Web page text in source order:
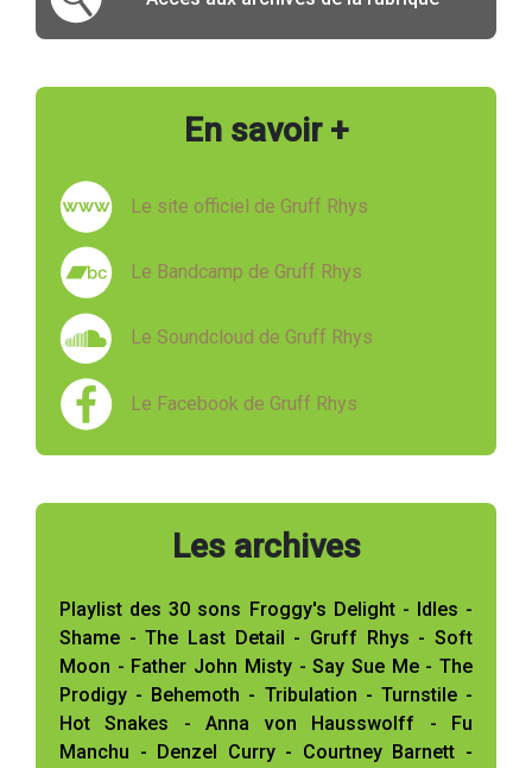
En savoir +
Le site officiel de Gruff Rhys
Le Bandcamp de Gruff Rhys
Le Soundcloud de Gruff Rhys
Le Facebook de Gruff Rhys
Les archives
Playlist des 30 sons Froggy's Delight - Idles -
Shame - The Last Detail - Gruff Rhys - Soft
Moon - Father John Misty - Say Sue Me - The
Prodigy - Behemoth - Tribulation - Turnstile -
Hot Snakes - Anna von Hausswolff - Fu
Manchu - Denzel Curry - Courtney Barnett -